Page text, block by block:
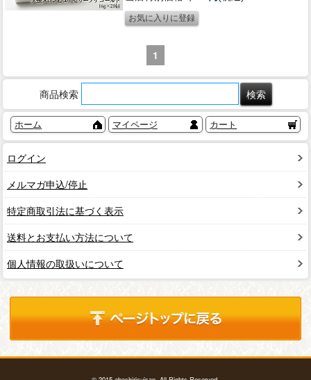
1
商品検索
ホーム マイページ カート
ログイン
メルマガ申込/停止
特定商取引法に基づく表示
送料とお支払い方法について
個人情報の取扱いについて